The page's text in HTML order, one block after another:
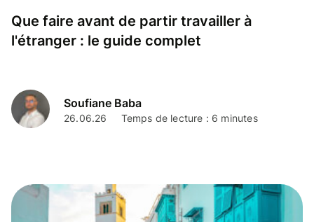
Que faire avant de partir travailler à
l'étranger : le guide complet
Soufiane Baba
26.06.26 Temps de lecture : 6 minutes